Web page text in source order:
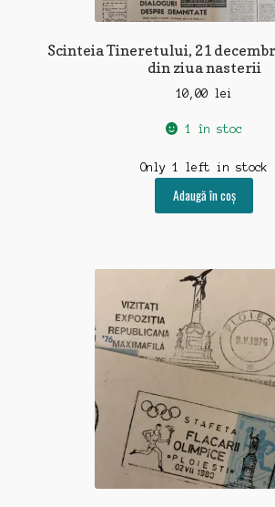
Scinteia Tineretului, 21
din ziua nasterii
10,00 lei
1 în stoc
Only 1 left in stock
Adaugă în coș